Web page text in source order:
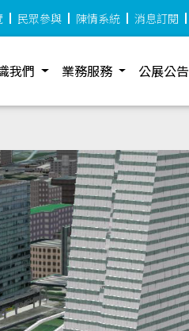
民眾參與 陳情系統 消息訂閱
我們 業務服務 公展公告